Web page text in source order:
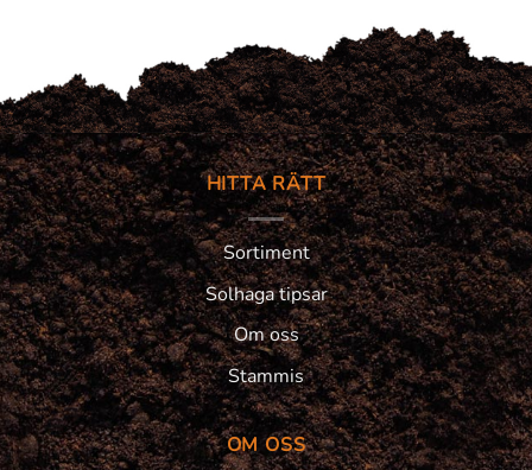
HITTA RÄTT
Sortiment
Solhaga tipsar
Om oss
Stammis
OM OSS